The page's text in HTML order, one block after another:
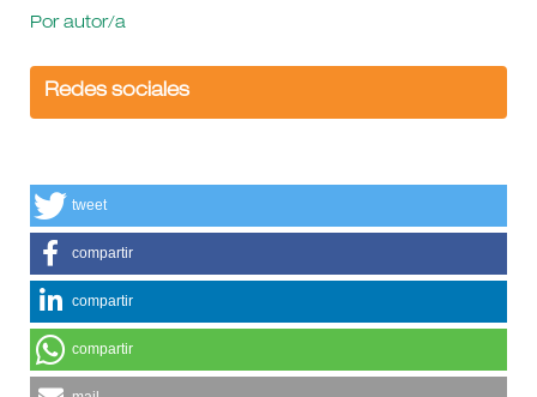
Por autor/a
Redes sociales
tweet
compartir
compartir
compartir